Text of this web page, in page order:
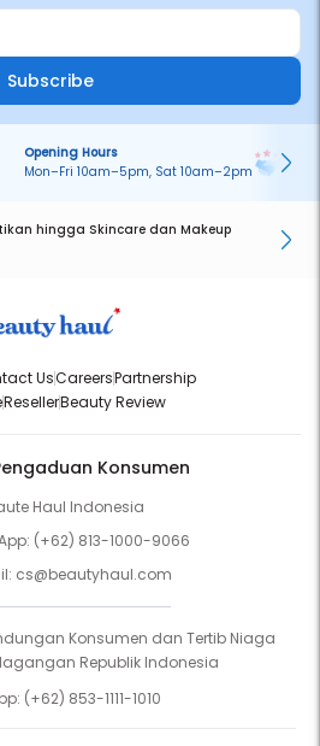
Subscribe
Opening Hours
Mon–Fri 10am–5pm, Sat 10am–2pm
hingga Skincare dan Makeup
UsCareersPartnership
ResellerBeauty Review
Konsumen
Haul Indonesia
(+62) 813-1000-9066
cs@beautyhaul.com
Konsumen dan Tertib Niaga
Republik Indonesia
(+62) 853-1111-1010